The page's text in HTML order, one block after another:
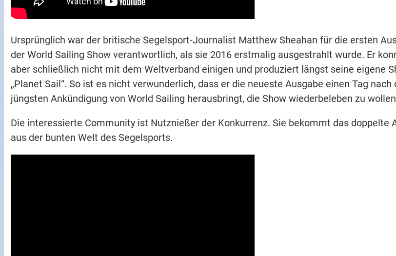
Ursprünglich war der britische Segelsport-Journalist Matthew Sheahan für die ersten
der World Sailing Show verantwortlich, als sie 2016 erstmalig ausgestrahlt wurde. Er
aber schließlich nicht mit dem Weltverband einigen und produziert längst seine eigene
„Planet Sail“. So ist es nicht verwunderlich, dass er die neueste Ausgabe einen Tag nach
jüngsten Ankündigung von World Sailing herausbringt, die Show wiederbeleben zu
Die interessierte Community ist Nutznießer der Konkurrenz. Sie bekommt das doppelte
aus der bunten Welt des Segelsports.